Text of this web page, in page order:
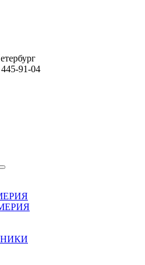
91-04